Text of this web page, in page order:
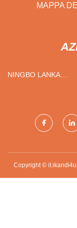
MAPPA
NINGBO LANKA
Copyright ©